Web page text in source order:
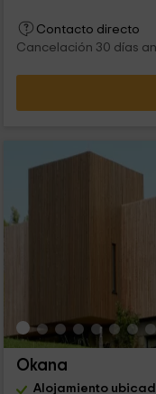
Contacto directo
Cancelación 30 días
Okana
Alojamiento